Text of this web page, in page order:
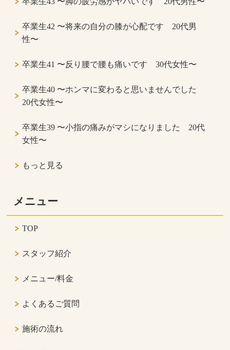
卒業生42 〜将来の自分の膝が心配です 20代男
性〜
卒業生41 〜反り腰で腰も痛いです 30代女性〜
卒業生40 〜ホンマに変わると思いませんでした
20代女性〜
卒業生39 〜小指の痛みがマシになりました 20代
女性〜
もっと見る
メニュー
TOP
スタッフ紹介
メニュー/料金
よくあるご質問
施術の流れ